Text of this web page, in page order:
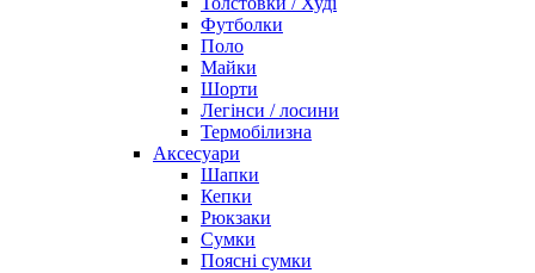
Футболки
Поло
Майки
Шорти
Легінси / лосини
Термобілизна
Аксесуари
Шапки
Кепки
Рюкзаки
Сумки
Поясні сумки